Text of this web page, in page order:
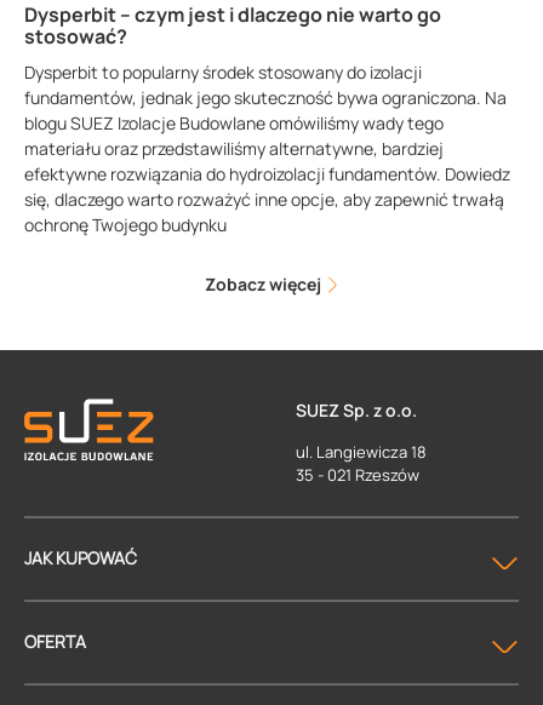
Dysperbit – czym jest i dlaczego nie warto go
stosować?
Dysperbit to popularny środek stosowany do izolacji
fundamentów, jednak jego skuteczność bywa ograniczona. Na
blogu SUEZ Izolacje Budowlane omówiliśmy wady tego
materiału oraz przedstawiliśmy alternatywne, bardziej
efektywne rozwiązania do hydroizolacji fundamentów. Dowiedz
się, dlaczego warto rozważyć inne opcje, aby zapewnić trwałą
ochronę Twojego budynku
Zobacz więcej
SUEZ Sp. z o.o.
ul. Langiewicza 18
35 - 021 Rzeszów
JAK KUPOWAĆ
OFERTA